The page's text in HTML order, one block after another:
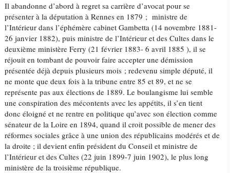
Il abandonne d’abord à regret sa carrière d’avocat pour se
présenter à la députation à Rennes en 1879 ; ministre de
l’Intérieur dans l’éphémère cabinet Gambetta (14 novembre 1881-
26 janvier 1882), puis ministre de l’Intérieur et des Cultes dans le
deuxième ministère Ferry (21 février 1883- 6 avril 1885 ), il se
réjouit en tombant de pouvoir faire accepter une démission
présentée déjà depuis plusieurs mois ; redevenu simple député, il
ne monte que deux fois à la tribune entre 85 et 89, et ne se
représente pas aux élections de 1889. Le boulangisme lui semble
une conspiration des mécontents avec les appétits, il s’en tient
donc éloigné et ne rentre en politique qu’avec son élection comme
sénateur de la Loire en 1894, quand il croit possible de mener des
réformes sociales grâce à une union des républicains modérés et de
la droite ; il devient enfin président du Conseil et ministre de
l’Intérieur et des Cultes (22 juin 1899-7 juin 1902), le plus long
ministère de la troisième république.